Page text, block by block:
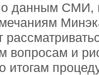
данным СМИ,
вопросам и
итогам